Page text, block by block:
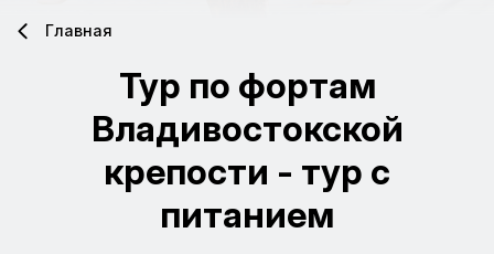
Главная
Тур по фортам
Владивостокской
крепости - тур с
питанием